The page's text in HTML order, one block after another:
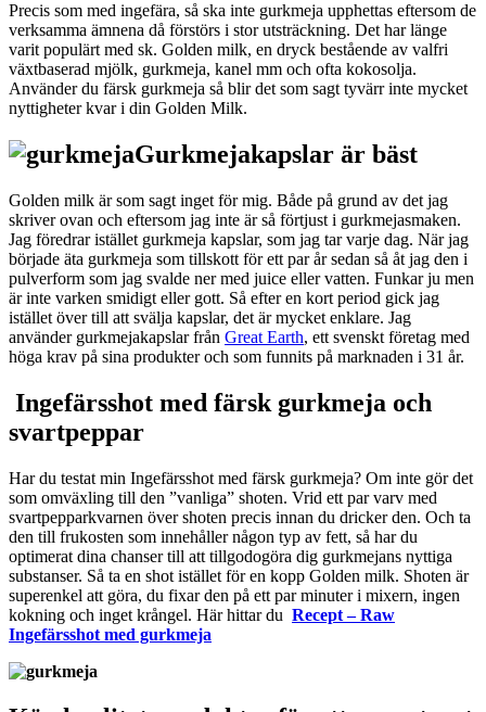
Precis som med ingefära, så ska inte gurkmeja upphettas eftersom de
verksamma ämnena då förstörs i stor utsträckning. Det har länge
varit populärt med sk. Golden milk, en dryck bestående av valfri
växtbaserad mjölk, gurkmeja, kanel mm och ofta kokosolja.
Använder du färsk gurkmeja så blir det som sagt tyvärr inte mycket
nyttigheter kvar i din Golden Milk.
Gurkmejakapslar är bäst
Golden milk är som sagt inget för mig. Både på grund av det jag
skriver ovan och eftersom jag inte är så förtjust i gurkmejasmaken.
Jag föredrar istället gurkmeja kapslar, som jag tar varje dag. När jag
började äta gurkmeja som tillskott för ett par år sedan så åt jag den i
pulverform som jag svalde ner med juice eller vatten. Funkar ju men
är inte varken smidigt eller gott. Så efter en kort period gick jag
istället över till att svälja kapslar, det är mycket enklare. Jag
använder gurkmejakapslar från Great Earth, ett svenskt företag med
höga krav på sina produkter och som funnits på marknaden i 31 år.
Ingefärsshot med färsk gurkmeja och
svartpeppar
Har du testat min Ingefärsshot med färsk gurkmeja? Om inte gör det
som omväxling till den ”vanliga” shoten. Vrid ett par varv med
svartpepparkvarnen över shoten precis innan du dricker den. Och ta
den till frukosten som innehåller någon typ av fett, så har du
optimerat dina chanser till att tillgodogöra dig gurkmejans nyttiga
substanser. Så ta en shot istället för en kopp Golden milk. Shoten är
superenkel att göra, du fixar den på ett par minuter i mixern, ingen
kokning och inget krångel. Här hittar du Recept – Raw
Ingefärsshot med gurkmeja